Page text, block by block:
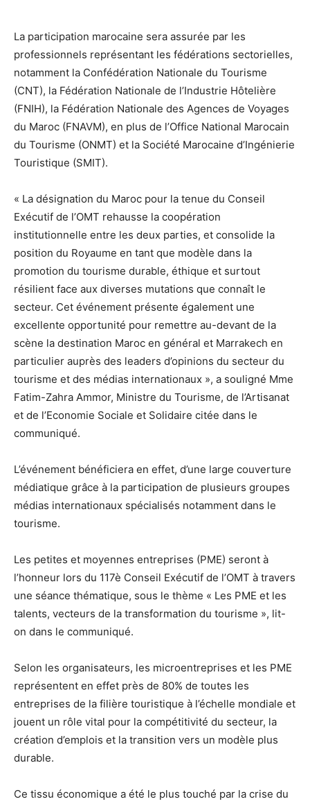
La participation marocaine sera assurée par les
professionnels représentant les fédérations sectorielles,
notamment la Confédération Nationale du Tourisme
(CNT), la Fédération Nationale de l’Industrie Hôtelière
(FNIH), la Fédération Nationale des Agences de Voyages
du Maroc (FNAVM), en plus de l’Office National Marocain
du Tourisme (ONMT) et la Société Marocaine d’Ingénierie
Touristique (SMIT).
« La désignation du Maroc pour la tenue du Conseil
Exécutif de l’OMT rehausse la coopération
institutionnelle entre les deux parties, et consolide la
position du Royaume en tant que modèle dans la
promotion du tourisme durable, éthique et surtout
résilient face aux diverses mutations que connaît le
secteur. Cet événement présente également une
excellente opportunité pour remettre au-devant de la
scène la destination Maroc en général et Marrakech en
particulier auprès des leaders d’opinions du secteur du
tourisme et des médias internationaux », a souligné Mme
Fatim-Zahra Ammor, Ministre du Tourisme, de l’Artisanat
et de l’Economie Sociale et Solidaire citée dans le
communiqué.
L’événement bénéficiera en effet, d’une large couverture
médiatique grâce à la participation de plusieurs groupes
médias internationaux spécialisés notamment dans le
tourisme.
Les petites et moyennes entreprises (PME) seront à
l’honneur lors du 117è Conseil Exécutif de l’OMT à travers
une séance thématique, sous le thème « Les PME et les
talents, vecteurs de la transformation du tourisme », lit-
on dans le communiqué.
Selon les organisateurs, les microentreprises et les PME
représentent en effet près de 80% de toutes les
entreprises de la filière touristique à l’échelle mondiale et
jouent un rôle vital pour la compétitivité du secteur, la
création d’emplois et la transition vers un modèle plus
durable.
Ce tissu économique a été le plus touché par la crise du